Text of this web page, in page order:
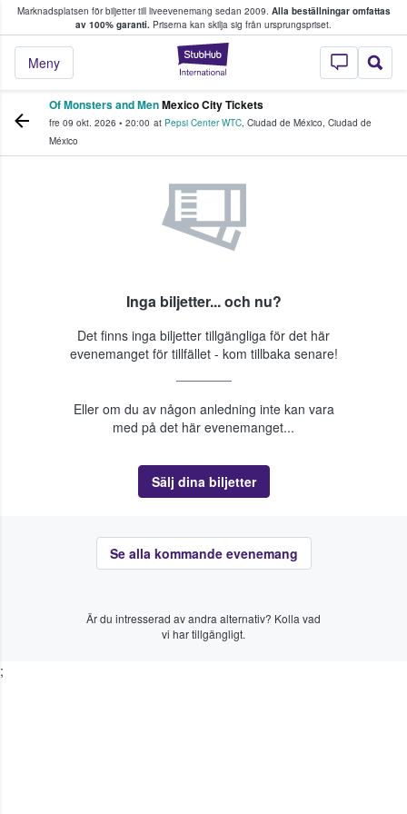
Marknadsplatsen för biljetter till liveevenemang sedan 2009. Alla beställningar omfattas
av 100% garanti. Priserna kan skilja sig från ursprungspriset.
StubHub – där
Meny
köper och säljer biljetter.
Of Monsters and MenMexico City Tickets
fre 09 okt. 2026 • 20:00 at Pepsi Center WTC, Ciudad de México, Ciudad de
México
Inga biljetter... och nu?
Det finns inga biljetter tillgängliga för det här
evenemanget för tillfället - kom tillbaka senare!
Eller om du av någon anledning inte kan vara
med på det här evenemanget...
Sälj dina biljetter
Se alla kommande evenemang
Är du intresserad av andra alternativ? Kolla vad
vi har tillgängligt.
;